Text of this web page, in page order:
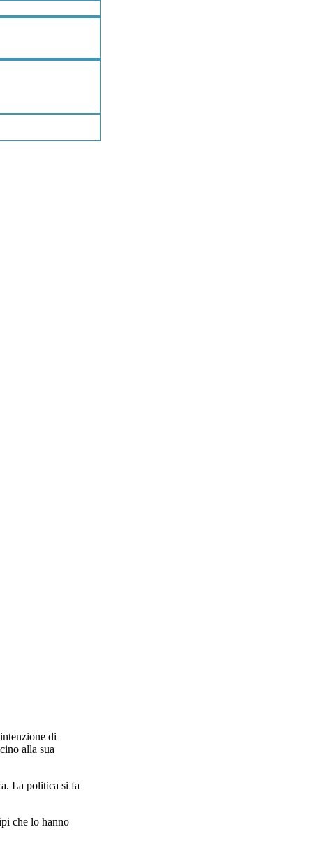
di
alla sua
La politica si fa
che lo hanno